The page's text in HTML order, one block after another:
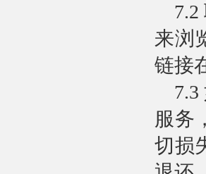
来浏
链接
服务
切损